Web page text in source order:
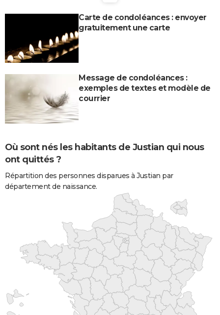
Carte de condoléances : envoyer
gratuitement une carte
Message de condoléances :
exemples de textes et modèle de
courrier
Où sont nés les habitants de Justian qui nous
ont quittés ?
Répartition des personnes disparues à Justian par
département de naissance.